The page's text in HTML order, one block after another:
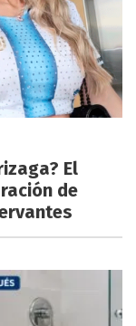
El
de